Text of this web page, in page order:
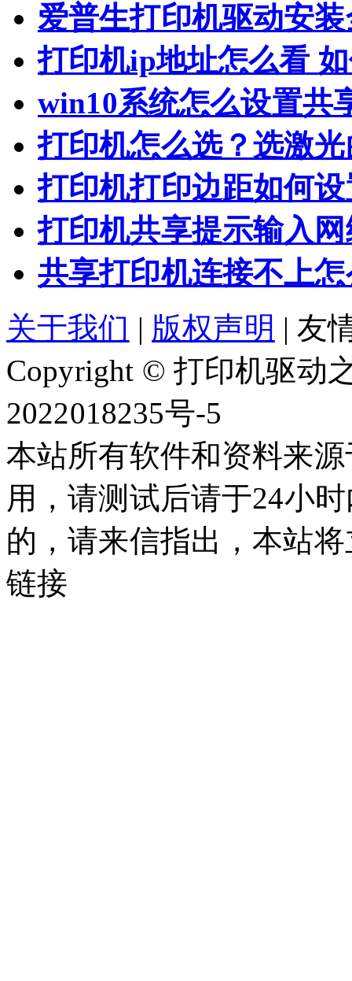
爱普生打印机驱动安
打印机ip地址怎么看
win10系统怎么设置共
打印机怎么选？选激
打印机打印边距如何
打印机共享提示输入
共享打印机连接不上
关于我们 | 版权声明 |友
Copyright © 打印机驱动
2022018235号-5
本站所有软件和资料来
用，请测试后请于24小
的，请来信指出，本站
链接